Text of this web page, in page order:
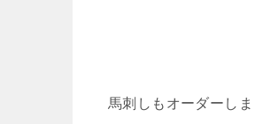
馬刺しもオーダーしま